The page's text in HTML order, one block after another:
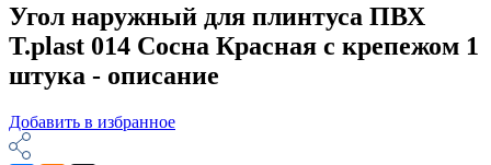
Угол наружный для плинтуса ПВХ
T.plast 014 Сосна Красная с крепежом 1
штука - описание
Добавить в избранное